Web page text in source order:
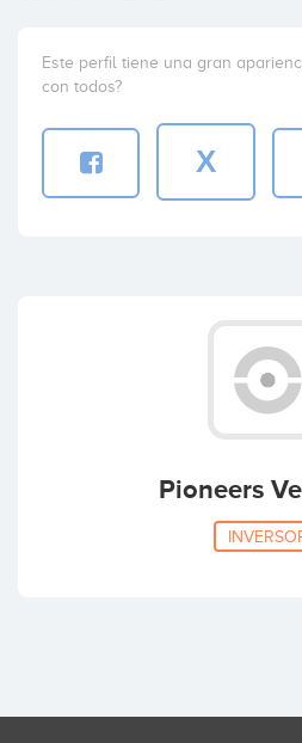
Este perfil tiene una gran
con todos?
X
Pioneers